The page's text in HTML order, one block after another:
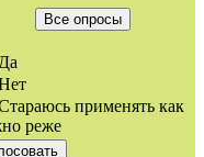
Все опросы
Да
применять как
реже